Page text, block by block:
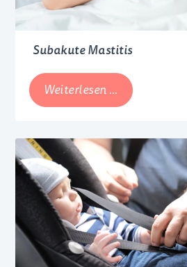
Subakute Mastitis
Weiterlesen … Subakute
Mastitis